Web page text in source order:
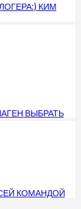
КИМ
ВЫБРАТЬ
КОМАНДОЙ